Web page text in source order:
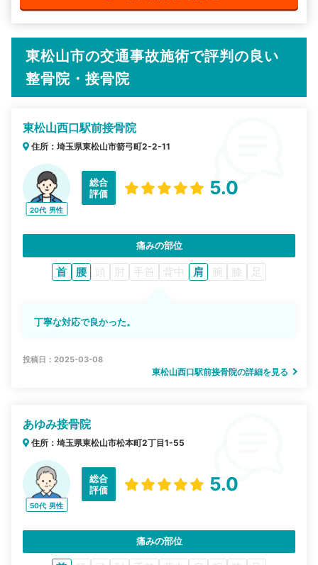
東松山市の交通事故施術で評判の良い
整骨院・接骨院
東松山西口駅前接骨院
住所：埼玉県東松山市箭弓町2-2-11
20代 男性
総合
評価
5.0
痛みの部位
首 腰 頭 肘 手首 背中 肩 腕 膝 足
丁寧な対応で良かった。
投稿日：2025-03-08
東松山西口駅前接骨院の詳細を見る
あゆみ接骨院
住所：埼玉県東松山市松本町2丁目1-55
50代 男性
総合
評価
5.0
痛みの部位